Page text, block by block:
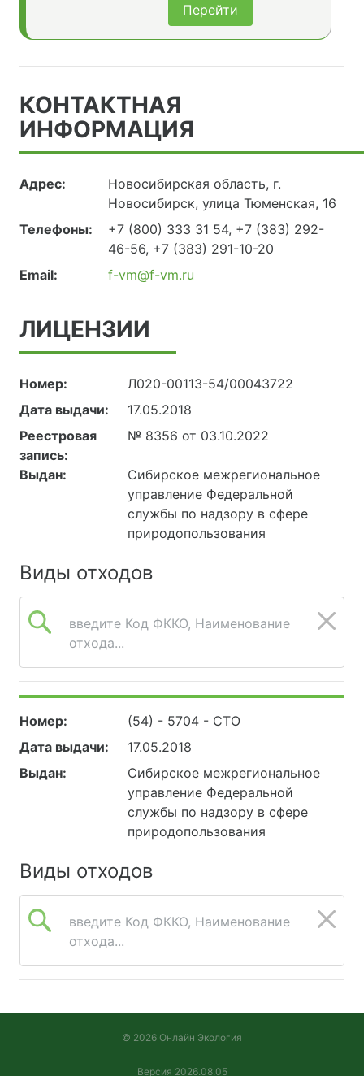
Перейти
КОНТАКТНАЯ
ИНФОРМАЦИЯ
Адрес:
Новосибирская область, г.
Новосибирск, улица Тюменская, 16
Телефоны:
+7 (800) 333 31 54, +7 (383) 292-
46-56, +7 (383) 291-10-20
Email:
f-vm@f-vm.ru
ЛИЦЕНЗИИ
Номер:
Л020-00113-54/00043722
Дата выдачи:
17.05.2018
Реестровая
запись:
№ 8356 от 03.10.2022
Выдан:
Сибирское межрегиональное
управление Федеральной
службы по надзору в сфере
природопользования
Виды отходов
введите Код ФККО, Наименование
отхода...
Номер:
(54) - 5704 - СТО
Дата выдачи:
17.05.2018
Выдан:
Сибирское межрегиональное
управление Федеральной
службы по надзору в сфере
природопользования
Виды отходов
введите Код ФККО, Наименование
отхода...
© 2026 Онлайн Экология
Версия 2026.08.05